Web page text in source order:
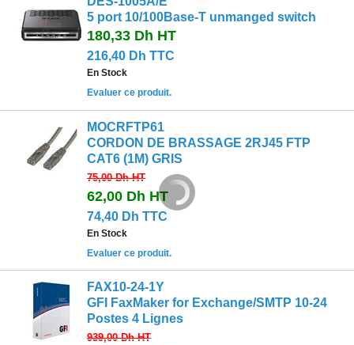
5 port 10/100Base-T unmanged switch
180,33 Dh HT
216,40 Dh TTC
En Stock
Evaluer ce produit.
MOCRFTP61
CORDON DE BRASSAGE 2RJ45 FTP
CAT6 (1M) GRIS
75,00 DhHT
62,00 Dh HT
74,40 Dh TTC
En Stock
Evaluer ce produit.
FAX10-24-1Y
GFI FaxMaker for Exchange/SMTP 10-24
Postes 4 Lignes
939,00 DhHT